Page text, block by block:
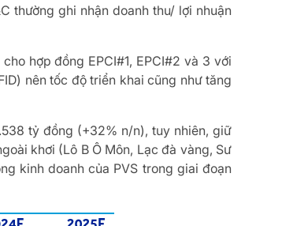
thường ghi nhận doanh thu/ lợi nhuận
hợp đồng EPCI#1, EPCI#2 và 3 với
nên tốc độ triển khai cũng như tăng
tỷ đồng (+32% n/n), tuy nhiên, giữ
khơi (Lô B Ô Môn, Lạc đà vàng, Sư
kinh doanh của PVS trong giai đoạn